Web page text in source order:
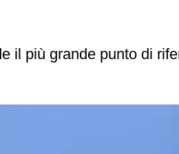
il più grande punto di